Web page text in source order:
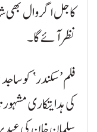
کاجل اگروال بھی
نظر آئے گا۔
فلم ’سکندر‘ کو
کی ہدایتکاری